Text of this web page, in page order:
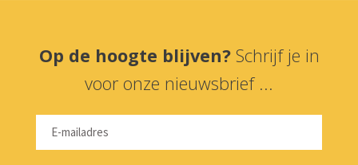
Op de hoogte blijven? Schrijf je in
voor onze nieuwsbrief ...